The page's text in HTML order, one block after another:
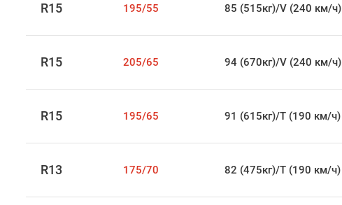
R15 195/55 85 (515кг)/V (240 км/ч)
R15 205/65 94 (670кг)/V (240 км/ч)
R15 195/65 91 (615кг)/T (190 км/ч)
R13 175/70 82 (475кг)/T (190 км/ч)